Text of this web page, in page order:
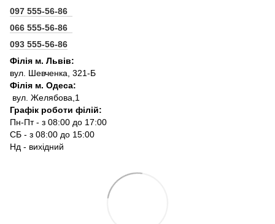
097 555-56-86
066 555-56-86
093 555-56-86
Філія м. Львів:
вул. Шевченка, 321-Б
Філія м. Одеса:
вул. Желябова,1
Графік роботи філій:
Пн-Пт - з 08:00 до 17:00
СБ - з 08:00 до 15:00
Нд - вихідний